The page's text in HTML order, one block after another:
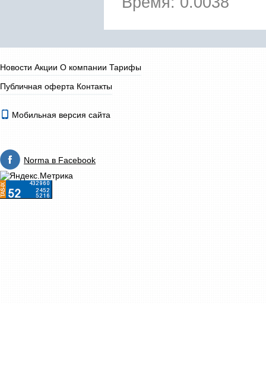
Новости Акции О компании Тарифы
Публичная оферта Контакты
Мобильная версия сайта
Norma в Facebook